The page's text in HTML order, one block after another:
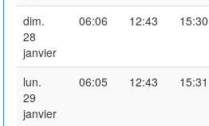
dim.
28
janvier
06:06 12:43 15:30
lun.
29
janvier
06:05 12:43 15:31